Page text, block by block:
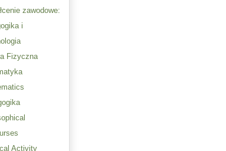
zawodowe:
i
Fizyczna
Activity